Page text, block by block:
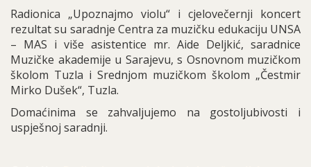
Radionica „Upoznajmo violu“ i cjelovečernji koncert
rezultat su saradnje Centra za muzičku edukaciju UNSA
– MAS i više asistentice mr. Aide Deljkić, saradnice
Muzičke akademije u Sarajevu, s Osnovnom muzičkom
školom Tuzla i Srednjom muzičkom školom „Čestmir
Mirko Dušek“, Tuzla.
Domaćinima se zahvaljujemo na gostoljubivosti i
uspješnoj saradnji.